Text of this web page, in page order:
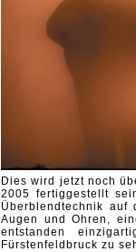
Dies wird jetzt noch
2005 fertiggestellt
Überblendtechnik
Augen und Ohren,
entstanden
Fürstenfeldbruck zu